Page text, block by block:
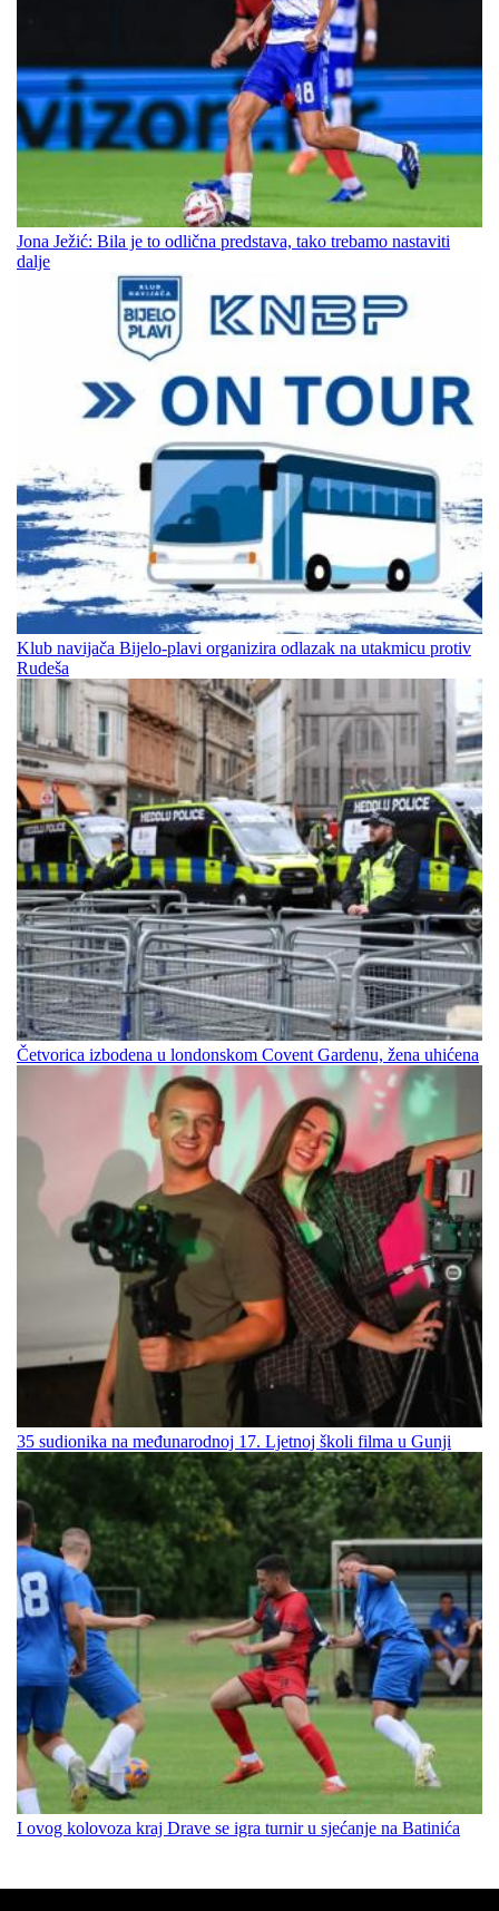
Jona Ježić: Bila je to odlična predstava, tako trebamo nastaviti
dalje
Klub navijača Bijelo-plavi organizira odlazak na utakmicu protiv
Rudeša
Četvorica izbodena u londonskom Covent Gardenu, žena uhićena
35 sudionika na međunarodnoj 17. Ljetnoj školi filma u Gunji
I ovog kolovoza kraj Drave se igra turnir u sjećanje na Batinića